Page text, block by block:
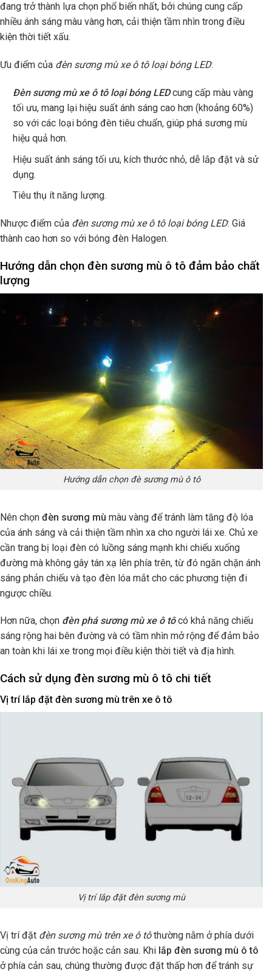
đang trở thành lựa chọn phổ biến nhất, bởi chúng cung cấp
nhiều ánh sáng màu vàng hơn, cải thiện tầm nhìn trong điều
kiện thời tiết xấu.
Ưu điểm của đèn sương mù xe ô tô loại bóng LED:
Đèn sương mù xe ô tô loại bóng LEDcung cấp màu vàng
tối ưu, mang lại hiệu suất ánh sáng cao hơn (khoảng 60%)
so với các loại bóng đèn tiêu chuẩn, giúp phá sương mù
hiệu quả hơn.
Hiệu suất ánh sáng tối ưu, kích thước nhỏ, dễ lắp đặt và sử
dụng.
Tiêu thụ ít năng lượng.
Nhược điểm của đèn sương mù xe ô tô loại bóng LED: Giá
thành cao hơn so với bóng đèn Halogen.
Hướng dẫn chọn đèn sương mù ô tô đảm bảo chất
lượng
Hướng dẫn chọn đè sương mù ô tô
Nên chọn đèn sương mù màu vàng để tránh làm tăng độ lóa
của ánh sáng và cải thiện tầm nhìn xa cho người lái xe. Chủ xe
cần trang bị loại đèn có luồng sáng mạnh khi chiếu xuống
đường mà không gây tán xạ lên phía trên, từ đó ngăn chặn ánh
sáng phản chiếu và tạo đèn lóa mắt cho các phương tiện đi
ngược chiều.
Hơn nữa, chọn đèn phá sương mù xe ô tôcó khả năng chiếu
sáng rộng hai bên đường và có tầm nhìn mở rộng để đảm bảo
an toàn khi lái xe trong mọi điều kiện thời tiết và địa hình.
Cách sử dụng đèn sương mù ô tô chi tiết
Vị trí lắp đặt đèn sương mù trên xe ô tô
Vị trí lắp đặt đèn sương mù
Vị trí đặt đèn sương mù trên xe ô tôthường nằm ở phía dưới
cùng của cản trước hoặc cản sau. Khi lắp đèn sương mù ô tô
ở phía cản sau, chúng thường được đặt thấp hơn để tránh sự